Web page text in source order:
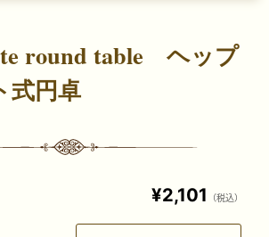
round table ヘップ
式円卓
¥2,101 （税込）